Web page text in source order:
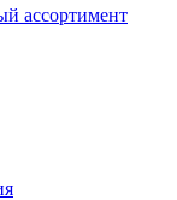
ассортимент